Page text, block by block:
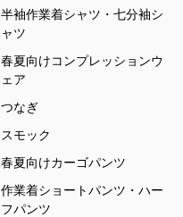
半袖作業着シャツ・七分袖シ
ャツ
春夏向けコンプレッションウ
ェア
つなぎ
スモック
春夏向けカーゴパンツ
作業着ショートパンツ・ハー
フパンツ